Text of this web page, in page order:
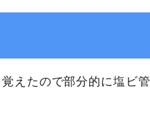
えたので部分的に塩ビ管